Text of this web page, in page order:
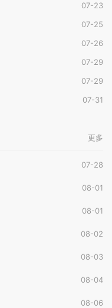
07-23
07-25
07-26
07-29
07-29
07-31
更多
07-28
08-01
08-01
08-02
08-03
08-04
08-06